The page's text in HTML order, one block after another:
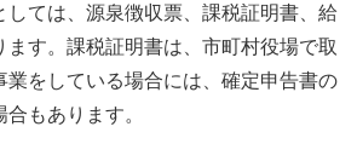
しては、源泉徴収票、課税証明書、給
ます。課税証明書は、市町村役場で取
業をしている場合には、確定申告書の
もあります。